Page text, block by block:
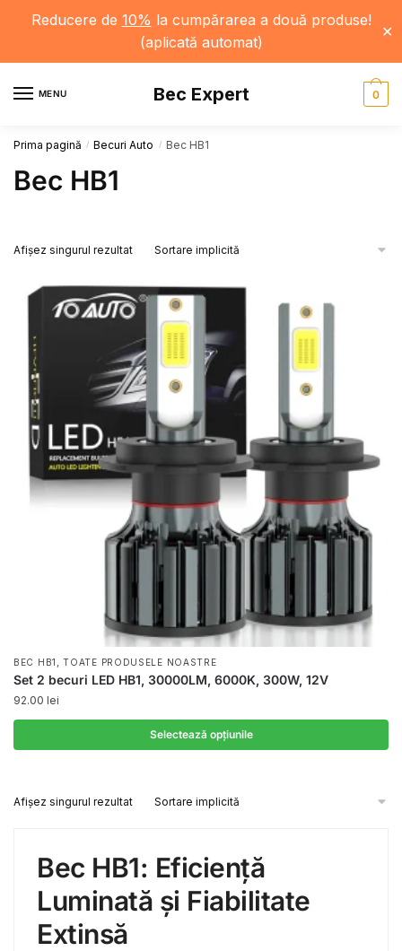
Reducere de 10% la cumpărarea a două produse!
(aplicată automat)
✕
MENU Bec Expert 0
Prima pagină / Becuri Auto / Bec HB1
Bec HB1
Afișez singurul rezultat
BEC HB1 ,TOATE PRODUSELE NOASTRE
Set 2 becuri LED HB1, 30000LM, 6000K, 300W, 12V
92.00 lei
Selectează opțiunile
are
variații.
Opțiunile
Afișez singurul rezultat
Bec HB1: Eficiență
Luminată și Fiabilitate
Extinsă